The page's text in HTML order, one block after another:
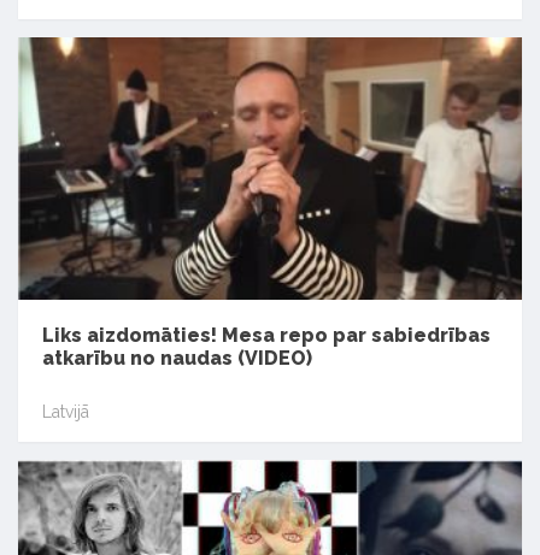
Liks aizdomāties! Mesa repo par sabiedrības
atkarību no naudas (VIDEO)
Latvijā